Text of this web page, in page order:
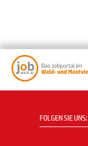
FOLGEN SIE UNS: